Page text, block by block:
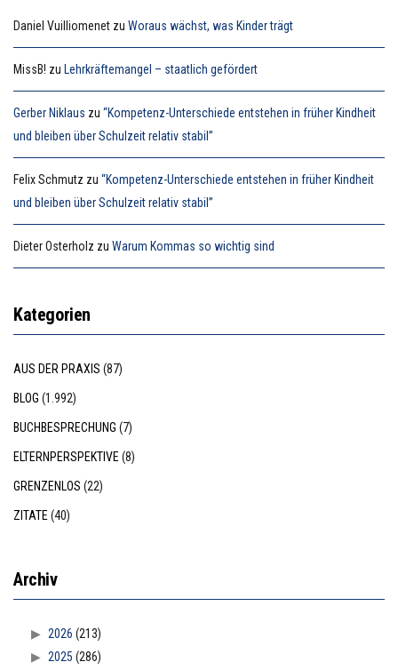
Daniel Vuilliomenet zu Woraus wächst, was Kinder trägt
MissB! zu Lehrkräftemangel – staatlich gefördert
Gerber Niklaus zu “Kompetenz-Unterschiede entstehen in früher Kindheit
und bleiben über Schulzeit relativ stabil”
Felix Schmutz zu “Kompetenz-Unterschiede entstehen in früher Kindheit
und bleiben über Schulzeit relativ stabil”
Dieter Osterholz zu Warum Kommas so wichtig sind
Kategorien
AUS DER PRAXIS (87)
BLOG (1.992)
BUCHBESPRECHUNG (7)
ELTERNPERSPEKTIVE (8)
GRENZENLOS (22)
ZITATE (40)
Archiv
2026 (213)
2025 (286)